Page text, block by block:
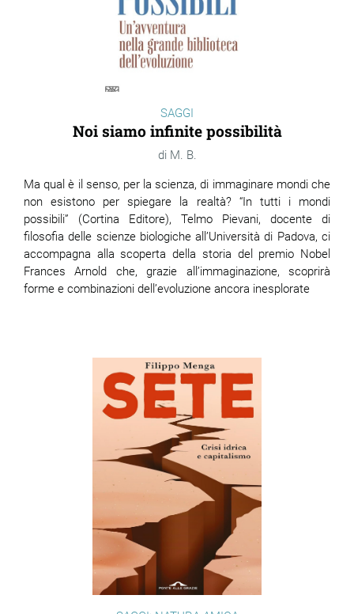
SAGGI
Noi siamo infinite possibilità
M. B.
Ma qual è il senso, per la scienza, di immaginare mondi che
non esistono per spiegare la realtà? “In tutti i mondi
possibili” (Cortina Editore), Telmo Pievani, docente di
filosofia delle scienze biologiche all’Università di Padova, ci
accompagna alla scoperta della storia del premio Nobel
Frances Arnold che, grazie all’immaginazione, scoprirà
forme e combinazioni dell’evoluzione ancora inesplorate